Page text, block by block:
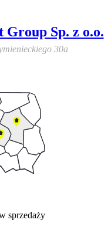
Group Sp. z o.o.
30a
sprzedaży